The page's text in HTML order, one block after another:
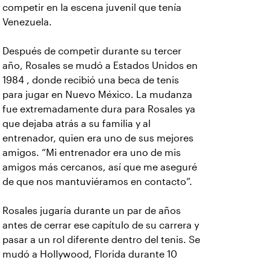
competir en la escena juvenil que tenía
Venezuela.
Después de competir durante su tercer
año, Rosales se mudó a Estados Unidos en
1984 , donde recibió una beca de tenis
para jugar en Nuevo México. La mudanza
fue extremadamente dura para Rosales ya
que dejaba atrás a su familia y al
entrenador, quien era uno de sus mejores
amigos. “Mi entrenador era uno de mis
amigos más cercanos, así que me aseguré
de que nos mantuviéramos en contacto”.
Rosales jugaría durante un par de años
antes de cerrar ese capítulo de su carrera y
pasar a un rol diferente dentro del tenis. Se
mudó a Hollywood, Florida durante 10